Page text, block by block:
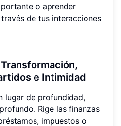
o aprender
de tus interacciones
e Intimidad
lugar de profundidad,
Rige las finanzas
impuestos o